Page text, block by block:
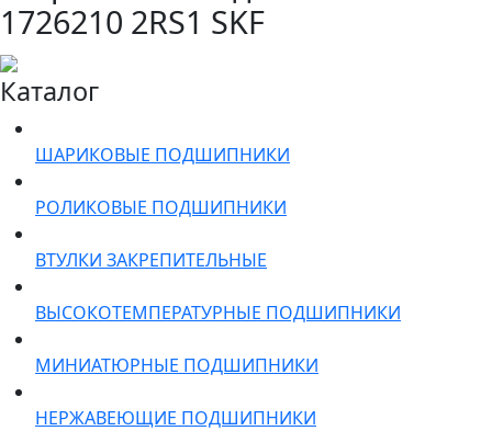
1726210 2RS1 SKF
Каталог
ШАРИКОВЫЕ ПОДШИПНИКИ
РОЛИКОВЫЕ ПОДШИПНИКИ
ВТУЛКИ ЗАКРЕПИТЕЛЬНЫЕ
ВЫСОКОТЕМПЕРАТУРНЫЕ ПОДШИПНИКИ
МИНИАТЮРНЫЕ ПОДШИПНИКИ
НЕРЖАВЕЮЩИЕ ПОДШИПНИКИ